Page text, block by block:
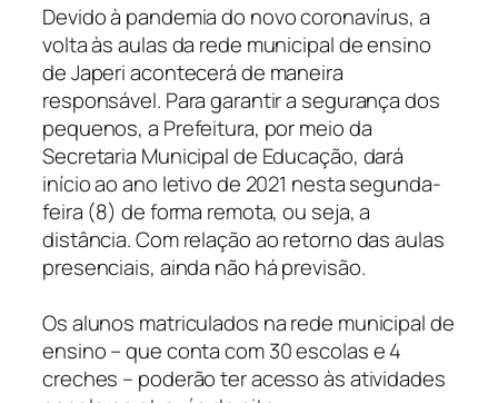
Devido à pandemia do novo coronavírus, a
volta às aulas da rede municipal de ensino
de Japeri acontecerá de maneira
responsável. Para garantir a segurança dos
pequenos, a Prefeitura, por meio da
Secretaria Municipal de Educação, dará
início ao ano letivo de 2021 nesta segunda-
feira (8) de forma remota, ou seja, a
distância. Com relação ao retorno das aulas
presenciais, ainda não há previsão.
Os alunos matriculados na rede municipal de
ensino – que conta com 30 escolas e 4
creches – poderão ter acesso às atividades